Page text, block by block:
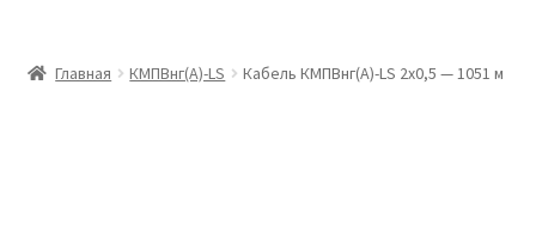
Главная КМПВнг(А)-LS Кабель КМПВнг(А)-LS 2х0,5 — 1051 м